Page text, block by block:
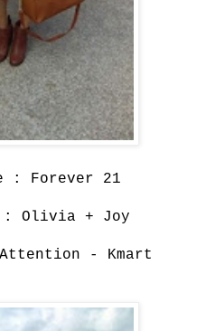
: Forever 21
: Olivia + Joy
- Kmart